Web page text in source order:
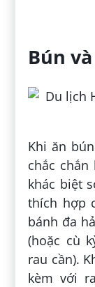
Bún
Khi ăn
chắc
khác biệt
thích hợp
bánh đa
(hoặc cù
rau cần).
kèm với